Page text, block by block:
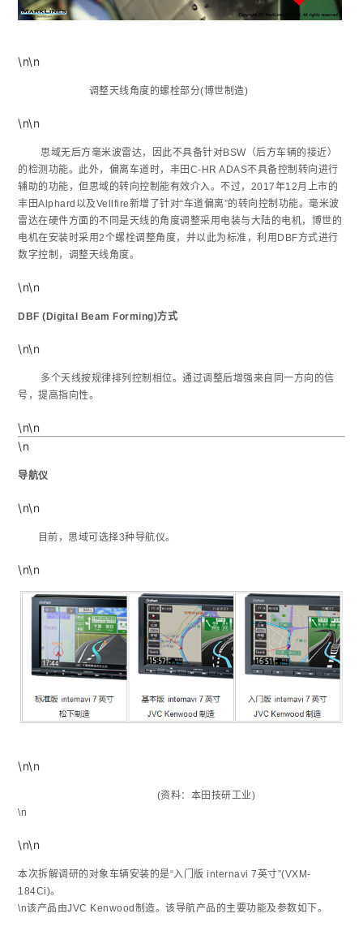
\n\n
调整天线角度的螺栓部分(博世制造)
\n\n
思域无后方毫米波雷达，因此不具备针对BSW（后方车辆的接近）
的检测功能。此外，偏离车道时，丰田C-HR ADAS不具备控制转向进行
辅助的功能，但思域的转向控制能有效介入。不过，2017年12月上市的
丰田Alphard以及Vellfire新增了针对“车道偏离”的转向控制功能。毫米波
雷达在硬件方面的不同是天线的角度调整采用电装与大陆的电机，博世的
电机在安装时采用2个螺栓调整角度，并以此为标准，利用DBF方式进行
数字控制，调整天线角度。
\n\n
DBF (Digital Beam Forming)方式
\n\n
多个天线按规律排列控制相位。通过调整后增强来自同一方向的信
号，提高指向性。
\n\n
\n
导航仪
\n\n
目前，思域可选择3种导航仪。
\n\n
\n\n
(资料：本田技研工业)
\n
\n\n
本次拆解调研的对象车辆安装的是“入门版 internavi 7英寸”(VXM-
184Ci)。
\n该产品由JVC Kenwood制造。该导航产品的主要功能及参数如下。